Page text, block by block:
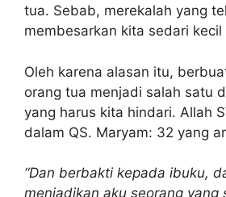
tua. Sebab, merekalah yang
membesarkan kita sedari
Oleh karena alasan itu,
orang tua menjadi salah satu
yang harus kita hindari. Allah
dalam QS. Maryam: 32 yang
“Dan berbakti kepada ibuku,
menjadikan aku seorang yang